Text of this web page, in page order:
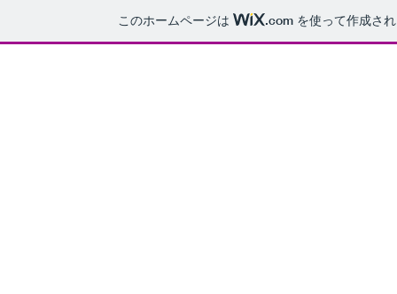
このホームページは .com を使って作成さ